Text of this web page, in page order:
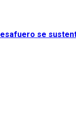
se